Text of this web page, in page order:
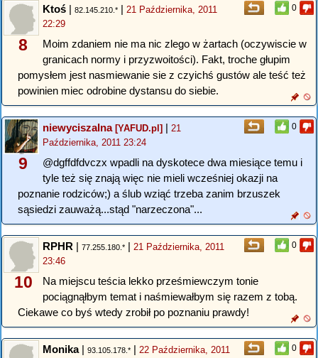
0
8
Ktoś | 82.145.210.* | 21 Października, 2011
22:29
Moim zdaniem nie ma nic zlego w żartach (oczywiscie w
granicach normy i przyzwoitości). Fakt, troche głupim
pomysłem jest nasmiewanie sie z czyichś gustów ale teść też
powinien miec odrobine dystansu do siebie.
0
9
niewyciszalna[YAFUD.pl] | 21
Października, 2011 23:24
@dgffdfdvczx wpadli na dyskotece dwa miesiące temu i
tyle też się znają więc nie mieli wcześniej okazji na
poznanie rodziców;) a ślub wziąć trzeba zanim brzuszek
sąsiedzi zauważą...stąd "narzeczona"...
0
10
RPHR | 77.255.180.* | 21 Października, 2011
23:46
Na miejscu teścia lekko prześmiewczym tonie
pociągnąłbym temat i naśmiewałbym się razem z tobą.
Ciekawe co byś wtedy zrobił po poznaniu prawdy!
0
Monika| 93.105.178.* | 22 Października, 2011